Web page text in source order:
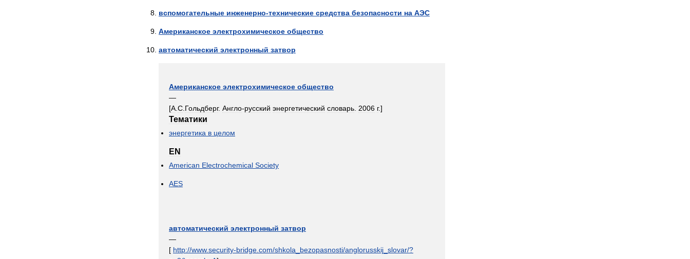
вспомогательные инженерно-технические средства безопасности на АЭС
Американское электрохимическое общество
автоматический электронный затвор
Американское электрохимическое общество
—
[А С Гольдберг. Англо-русский энергетический словарь 2006 г.]
Тематики
энергетика в целом
EN
American Electrochemical Society
AES
автоматический электронный затвор
—
[ http://www.security-bridge com/shkola bezopasnosti/anglorusskij slovar/?